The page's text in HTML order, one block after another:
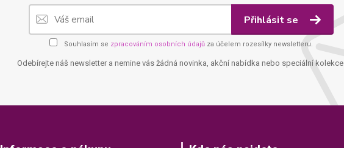
Přihlásit se
Souhlasím se zpracováním osobních údajů za účelem rozesílky newsletteru.
Odebírejte náš newsletter a nemine vás žádná novinka, akční nabídka nebo speciální kolekce.